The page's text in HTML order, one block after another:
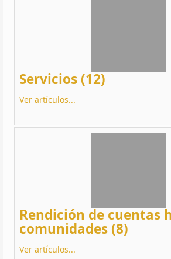
Servicios (12)
Ver artículos...
Rendición de cuentas
comunidades (8)
Ver artículos...